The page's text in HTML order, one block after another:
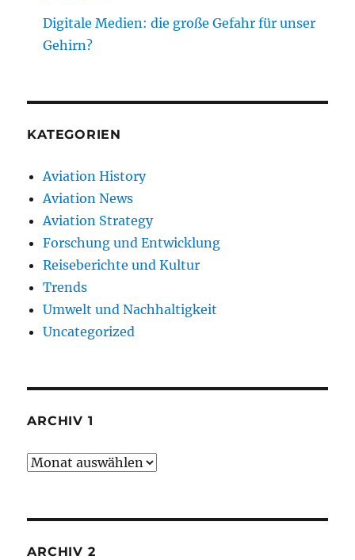
Digitale Medien: die große Gefahr für unser
Gehirn?
KATEGORIEN
Aviation History
Aviation News
Aviation Strategy
Forschung und Entwicklung
Reiseberichte und Kultur
Trends
Umwelt und Nachhaltigkeit
Uncategorized
ARCHIV 1
Archiv
ARCHIV 2